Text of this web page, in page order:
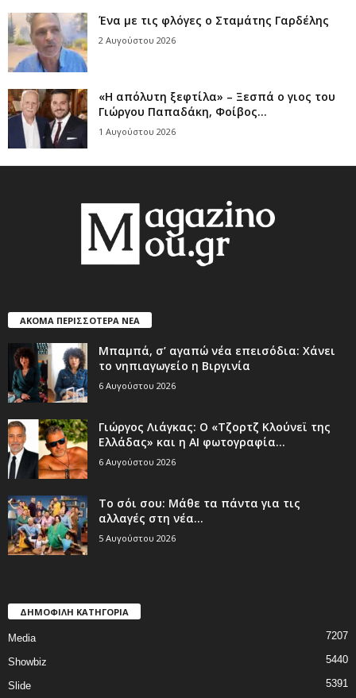
Ένα με τις φλόγες ο Σταμάτης Γαρδέλης
2 Αυγούστου 2026
«Η απόλυτη ξεφτίλα» – Ξεσπά ο γιος του
Γιώργου Παπαδάκη, Φοίβος...
1 Αυγούστου 2026
ΑΚΟΜΑ ΠΕΡΙΣΣΟΤΕΡΑ ΝΕΑ
Μπαμπά, σ’ αγαπώ νέα επεισόδια: Χάνει
το νηπιαγωγείο η Βιργινία
6 Αυγούστου 2026
Γιώργος Λιάγκας: Ο «Τζορτζ Κλούνεϊ της
Ελλάδας» και η AI φωτογραφία...
6 Αυγούστου 2026
Το σόι σου: Μάθε τα πάντα για τις
αλλαγές στη νέα...
5 Αυγούστου 2026
ΔΗΜΟΦΙΛΗ ΚΑΤΗΓΟΡΙΑ
Media 7207
Showbiz 5440
Slide 5391